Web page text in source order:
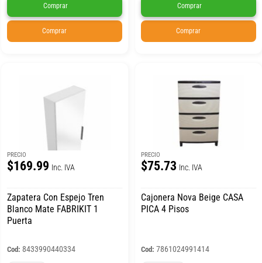
Comprar
Comprar
Comprar
Comprar
PRECIO
$169.99 Inc. IVA
Zapatera Con Espejo Tren
Blanco Mate FABRIKIT 1
Puerta
Cod: 8433990440334
PRECIO
$75.73 Inc. IVA
Cajonera Nova Beige CASA
PICA 4 Pisos
Cod: 7861024991414